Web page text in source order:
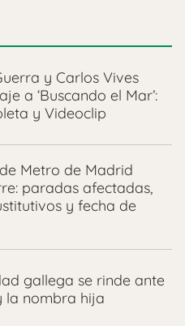
y Carlos Vives
a ‘Buscando el Mar’:
y Videoclip
Metro de Madrid
paradas afectadas,
y fecha de
gallega se rinde ante
la nombra hija